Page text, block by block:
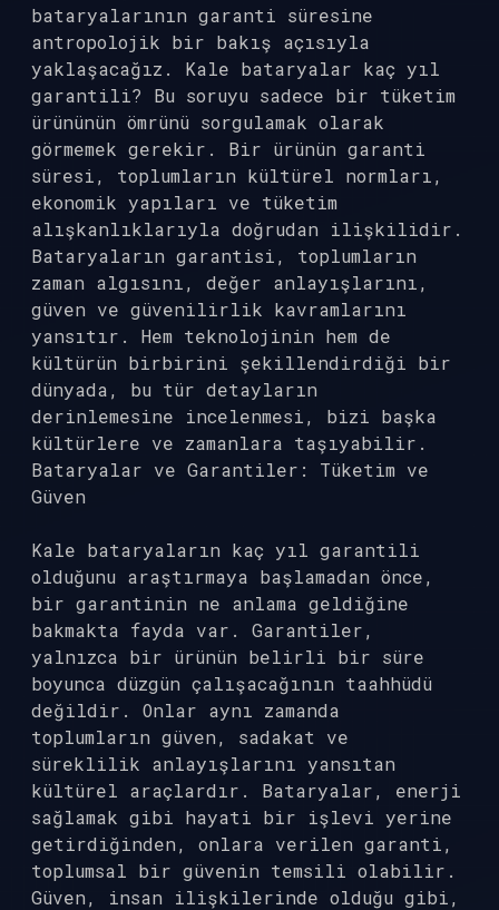
bataryalarının garanti süresine
antropolojik bir bakış açısıyla
yaklaşacağız. Kale bataryalar kaç yıl
garantili? Bu soruyu sadece bir tüketim
ürününün ömrünü sorgulamak olarak
görmemek gerekir. Bir ürünün garanti
süresi, toplumların kültürel normları,
ekonomik yapıları ve tüketim
alışkanlıklarıyla doğrudan ilişkilidir.
Bataryaların garantisi, toplumların
zaman algısını, değer anlayışlarını,
güven ve güvenilirlik kavramlarını
yansıtır. Hem teknolojinin hem de
kültürün birbirini şekillendirdiği bir
dünyada, bu tür detayların
derinlemesine incelenmesi, bizi başka
kültürlere ve zamanlara taşıyabilir.
Bataryalar ve Garantiler: Tüketim ve
Güven
Kale bataryaların kaç yıl garantili
olduğunu araştırmaya başlamadan önce,
bir garantinin ne anlama geldiğine
bakmakta fayda var. Garantiler,
yalnızca bir ürünün belirli bir süre
boyunca düzgün çalışacağının taahhüdü
değildir. Onlar aynı zamanda
toplumların güven, sadakat ve
süreklilik anlayışlarını yansıtan
kültürel araçlardır. Bataryalar, enerji
sağlamak gibi hayati bir işlevi yerine
getirdiğinden, onlara verilen garanti,
toplumsal bir güvenin temsili olabilir.
Güven, insan ilişkilerinde olduğu gibi,